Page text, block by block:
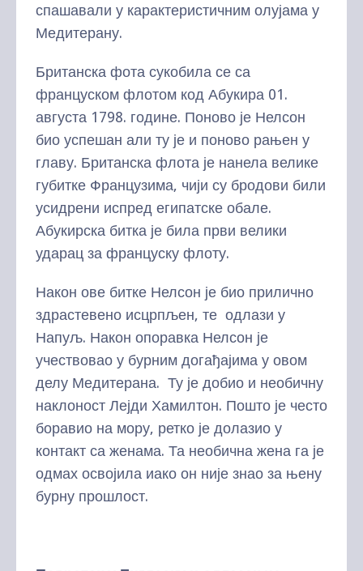
спашавали у карактеристичним олујама у
Медитерану.
Британска фота сукобила се са
француском флотом код Абукира 01.
августа 1798. године. Поново је Нелсон
био успешан али ту је и поново рањен у
главу. Британска флота је нанела велике
губитке Французима, чији су бродови били
усидрени испред египатске обале.
Абукирска битка је била први велики
ударац за француску флоту.
Након ове битке Нелсон је био прилично
здрастевено исцрпљен, те одлази у
Напуљ. Након опоравка Нелсон је
учествовао у бурним догађајима у овом
делу Медитерана. Ту је добио и необичну
наклоност Лејди Хамилтон. Пошто је често
боравио на мору, ретко је долазио у
контакт са женама. Та необична жена га је
одмах освојила иако он није знао за њену
бурну прошлост.